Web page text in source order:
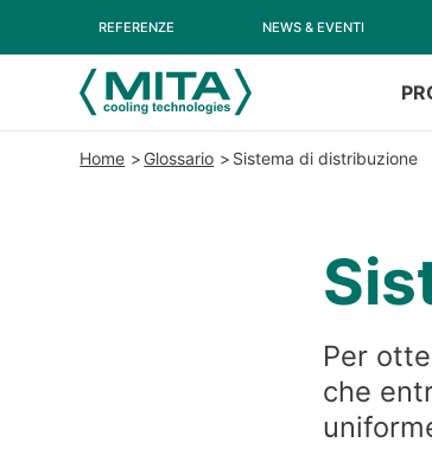
REFERENZE NEWS & EVENTI
Home Glossario Sistema di distribuzione
Per
che